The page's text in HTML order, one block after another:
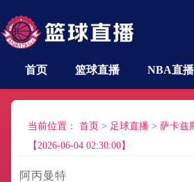
首页 篮球直播 NBA直播
当前位置： 首页 > 足球直播 > 萨卡兹
【2026-06-04 02:30:00】
阿丙曼特